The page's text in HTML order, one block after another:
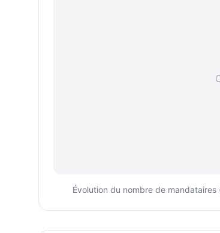
Évolution du nombre de